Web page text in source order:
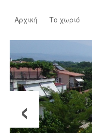
Αρχική Το χωριό
‹